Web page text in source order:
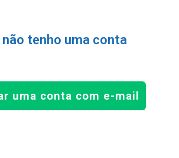
não tenho uma conta
uma conta com e-mail